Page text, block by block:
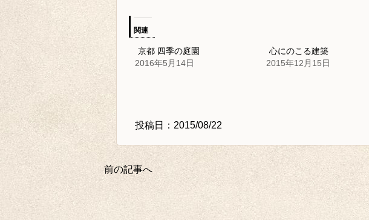
関連
京都 四季の庭園
2016年5月14日
心にのこる建築
2015年12月15日
投稿日：2015/08/22
前の記事へ